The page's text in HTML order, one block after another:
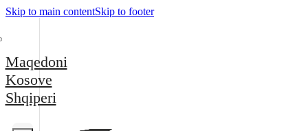
Skip to main contentSkip to footer
Maqedoni
Kosove
Shqiperi